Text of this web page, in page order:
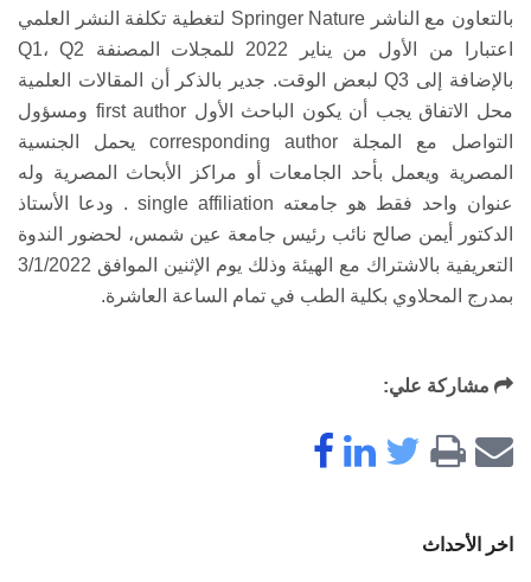
بالتعاون مع الناشر Springer Nature لتغطية تكلفة النشر العلمي
اعتبارا من الأول من يناير 2022 للمجلات المصنفة Q1، Q2
بالإضافة إلى Q3 لبعض الوقت. جدير بالذكر أن المقالات العلمية
محل الاتفاق يجب أن يكون الباحث الأول first author ومسؤول
التواصل مع المجلة corresponding author يحمل الجنسية
المصرية ويعمل بأحد الجامعات أو مراكز الأبحاث المصرية وله
عنوان واحد فقط هو جامعته single affiliation . ودعا الأستاذ
الدكتور أيمن صالح نائب رئيس جامعة عين شمس، لحضور الندوة
التعريفية بالاشتراك مع الهيئة وذلك يوم الإثنين الموافق 3/1/2022
بمدرج المحلاوي بكلية الطب في تمام الساعة العاشرة.
مشاركة علي:
اخر الأحداث